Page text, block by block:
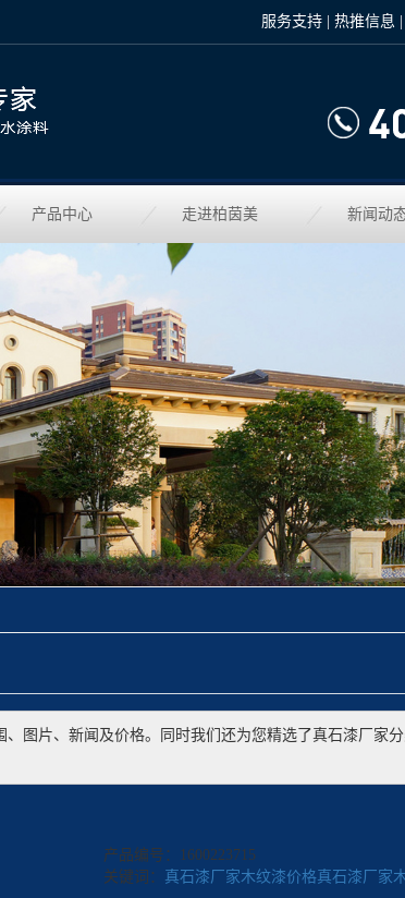
服务支持 热推信息
产品中心 走进柏茵美 新闻动
、图片、新闻及价格。同时我们还为您精选了真石漆厂家
产品编号：1600223715
关键词： 真石漆厂家木纹漆价格真石漆厂家